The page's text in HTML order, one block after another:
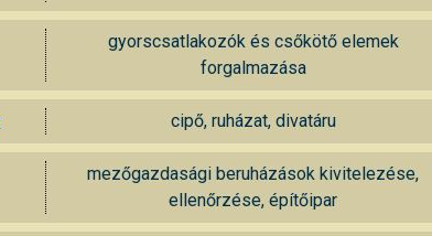
gyorscsatlakozók és csőkötő elemek
forgalmazása
cipő, ruházat, divatáru
mezőgazdasági beruházások kivitelezése,
ellenőrzése, építőipar